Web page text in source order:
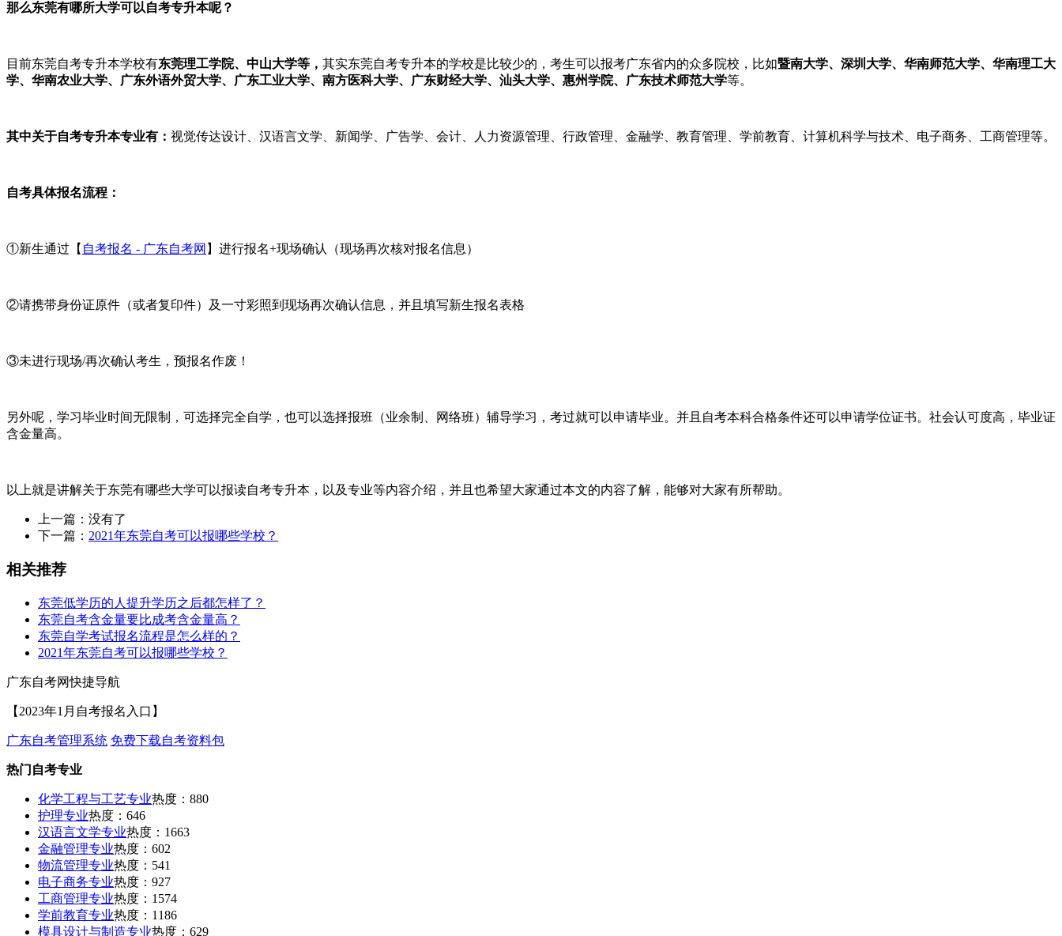
那么东莞有哪所大学可以自考专升本呢？
目前东莞自考专升本学校有东莞理工学院、中山大学等， 其实东莞自考专升本的学校是比较少的，考生可以报考广东省内的众多院校，比如暨南大学、深圳大学、华南师范大学、华南理工大
学、华南农业大学、广东外语外贸大学、广东工业大学、南方医科大学、广东财经大学、汕头大学、惠州学院、广东技术师范大学等。
其中关于自考专升本专业有： 视觉传达设计、汉语言文学、新闻学、广告学、会计、人力资源管理、行政管理、金融学、教育管理、学前教育、计算机科学与技术、电子商务、工商管理等。
自考具体报名流程：
①新生通过【 自考报名 - 广东自考网 】进行报名+现场确认（现场再次核对报名信息）
②请携带身份证原件（或者复印件）及一寸彩照到现场再次确认信息，并且填写新生报名表格
③未进行现场/再次确认考生，预报名作废！
另外呢，学习毕业时间无限制，可选择完全自学，也可以选择报班（业余制、网络班）辅导学习，考过就可以申请毕业。并且自考本科合格条件还可以申请学位证书。社会认可度高，毕业证
含金量高。
以上就是讲解关于东莞有哪些大学可以报读自考专升本，以及专业等内容介绍，并且也希望大家通过本文的内容了解，能够对大家有所帮助。
上一篇：没有了
下一篇： 2021年东莞自考可以报哪些学校？
相关推荐
东莞低学历的人提升学历之后都怎样了？
东莞自考含金量要比成考含金量高？
东莞自学考试报名流程是怎么样的？
2021年东莞自考可以报哪些学校？
广东自考网快捷导航
【2023年1月自考报名入口】
广东自考管理系统 免费下载自考资料包
热门自考专业
化学工程与工艺专业热度：880
护理专业热度：646
汉语言文学专业热度：1663
金融管理专业热度：602
物流管理专业热度：541
电子商务专业热度：927
工商管理专业热度：1574
学前教育专业热度：1186
模具设计与制造专业热度：629